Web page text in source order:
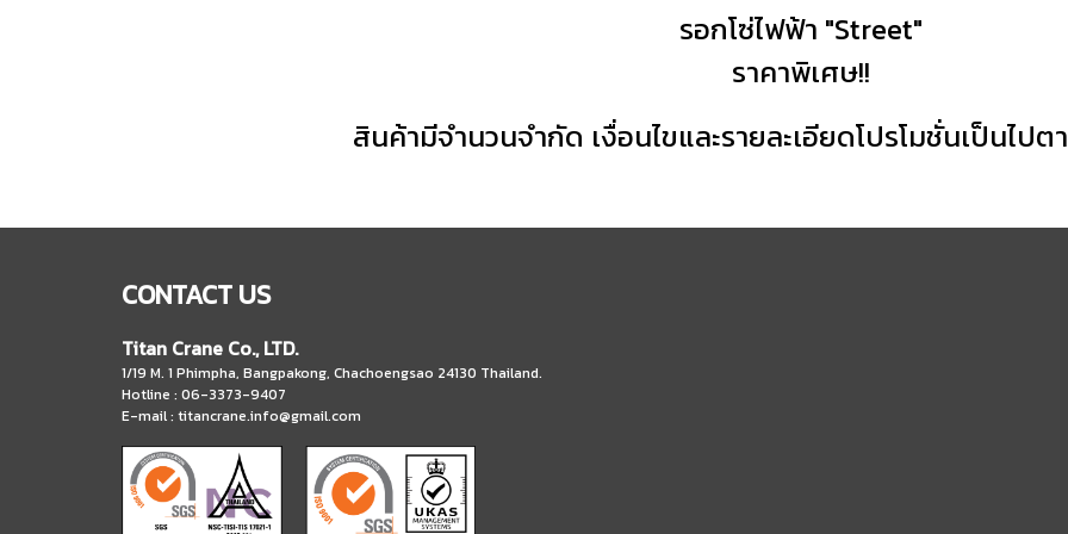
รอกโซ่ไฟฟ้า "Street"
ราคาพิเศษ!!
สินค้ามีจำนวนจำกัด เงื่อนไขและรายละเอียดโปรโมชั่นเป็นไป
CONTACT US
Titan Crane Co., LTD.
1/19 M. 1 Phimpha, Bangpakong, Chachoengsao 24130 Thailand.
Hotline : 06-3373-9407
E-mail : titancrane.info@gmail.com